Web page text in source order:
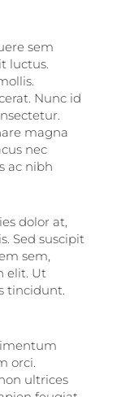
sem
luctus.
Nunc id
magna
nec
ac nibh
dolor at,
Sed suscipit
sem,
elit. Ut
tincidunt.
orci.
ultrices